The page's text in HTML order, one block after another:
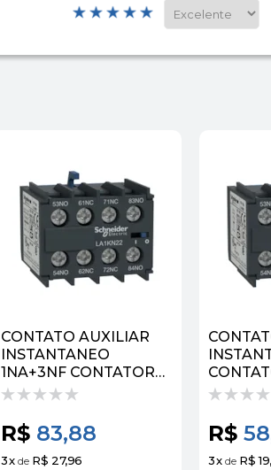
CONTATO AUXILIAR
INSTANTANEO
1NA+3NF CONTATOR
TESYS K LA1KN13 |
R$ 83,88
3x de R$ 27,96
R$
3x de R$